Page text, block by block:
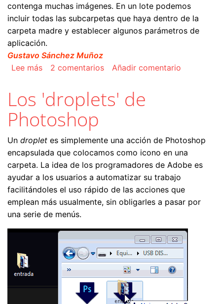
contenga muchas imágenes. En un lote podemos
incluir todas las subcarpetas que haya dentro de la
carpeta madre y establecer algunos parámetros de
aplicación.
Gustavo Sánchez Muñoz
Lee mássobre Los procesos por lotes (batches) de
2 comentarios Añadir comentario
Los 'droplets' de
Photoshop
Un droplet es simplemente una acción de Photoshop
encapsulada que colocamos como icono en una
carpeta. La idea de los programadores de Adobe es
ayudar a los usuarios a automatizar su trabajo
facilitándoles el uso rápido de las acciones que
emplean más usualmente, sin obligarles a pasar por
una serie de menús.